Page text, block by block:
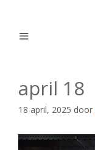
april 18
18 april, 2025 door